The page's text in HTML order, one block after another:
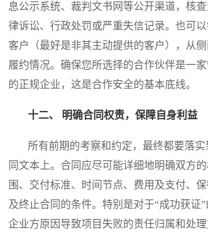
息公示系统、裁判文书网等公开渠道，核
律诉讼、行政处罚或严重失信记录。也可
客户（最好是非其主动提供的客户），从
履约情况。确保您所选择的合作伙伴是一
的正规企业，这是合作安全的基本底线。
十二、 明确合同权责，保障自身利益
所有前期的考察和约定，最终都要落实
同文本上。合同应尽可能详细地明确双方
围、交付标准、时间节点、费用及支付、
及终止合同的条件。特别是对于“成功获证
企业方原因导致项目失败的责任归属和处